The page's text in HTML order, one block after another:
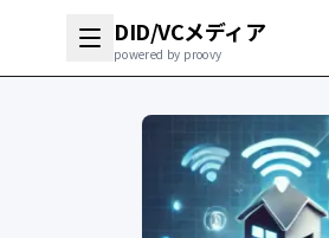
DID/VCメディア
powered by proovy